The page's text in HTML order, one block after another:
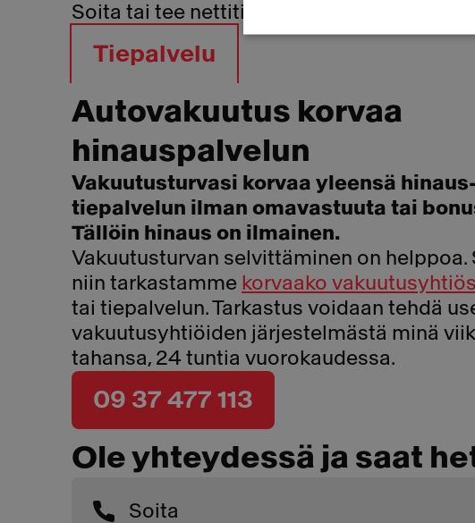
Soita tai tee nettitilaus ja tulemme
Tiepalvelu
Autovakuutus korvaa
hinauspalvelun
Vakuutusturvasi korvaa yleensä
tiepalvelun ilman omavastuuta tai
Tällöin hinaus on ilmainen.
Vakuutusturvan selvittäminen on helppoa.
niin tarkastamme korvaako
tai tiepalvelun. Tarkastus voidaan tehdä
vakuutusyhtiöiden järjestelmästä minä
tahansa, 24 tuntia vuorokaudessa.
09 37 477 113
Ole yhteydessä ja saat
Soita